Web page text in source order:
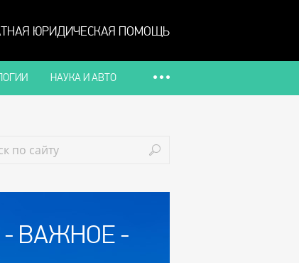
ЮРИДИЧЕСКАЯ ПОМОЩЬ
НАУКА И АВТО
ВАЖНОЕ